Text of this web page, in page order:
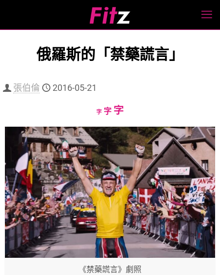
俄羅斯的「禁藥謊言」
張伯倫 2016-05-21
字Decrease
size.
字Reset
size.
字Increase
size.
《禁藥謊言》劇照